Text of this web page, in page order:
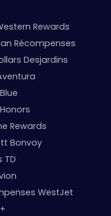
Rewards
Récompenses
Desjardins
Rewards
Bonvoy
TD
WestJet